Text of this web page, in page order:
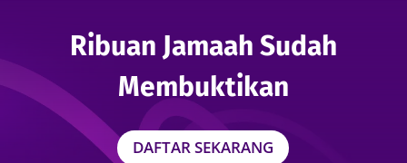
Ribuan Jamaah Sudah
Membuktikan
DAFTAR SEKARANG